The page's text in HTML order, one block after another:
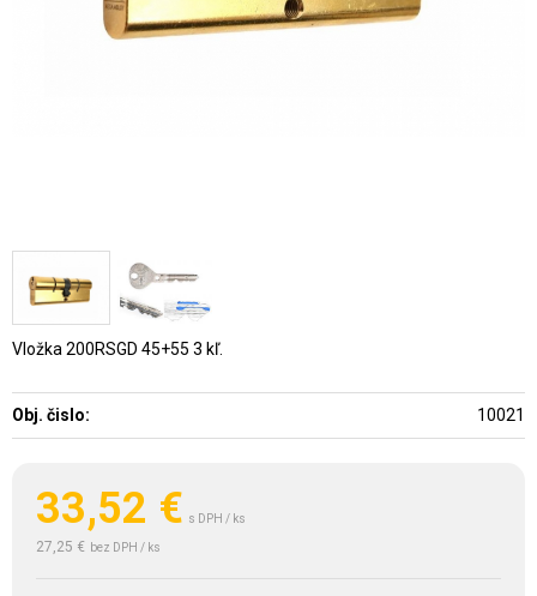
33,52 € s DPH / ks
27,25 € bez DPH / ks
Vložka 200RSGD 45+55 3 kľ.
Obj. čislo: 10021